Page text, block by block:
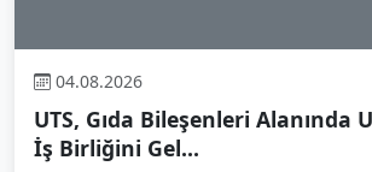
04.08.2026
UTS, Gıda Bileşenleri Alanında
İş Birliğini Gel...